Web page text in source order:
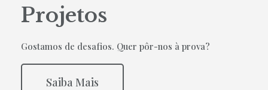
Projetos
Gostamos de desafios. Quer pôr-nos à prova?
Saiba Mais